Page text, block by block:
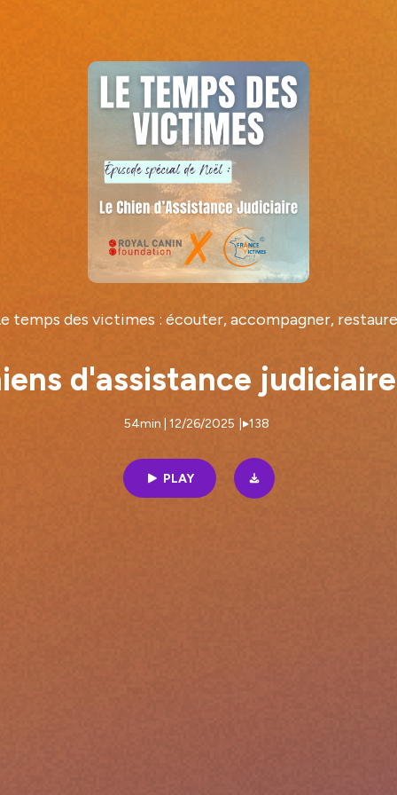
temps des victimes : écouter, accompagner,
d'assistance
54min | 12/26/2025 138
PLAY